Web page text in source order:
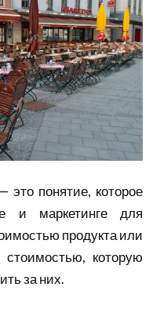
это понятие, которое
и маркетинге для
продукта или
которую
за них.